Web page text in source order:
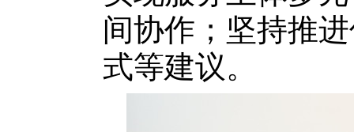
间协作；坚持推
式等建议。